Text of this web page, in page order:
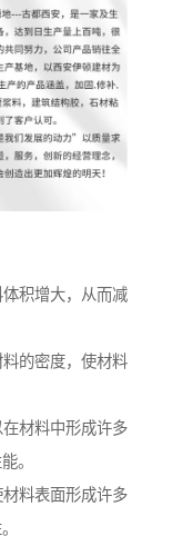
积增大，从而减
的密度，使材料
材料中形成许多
。
料表面形成许多